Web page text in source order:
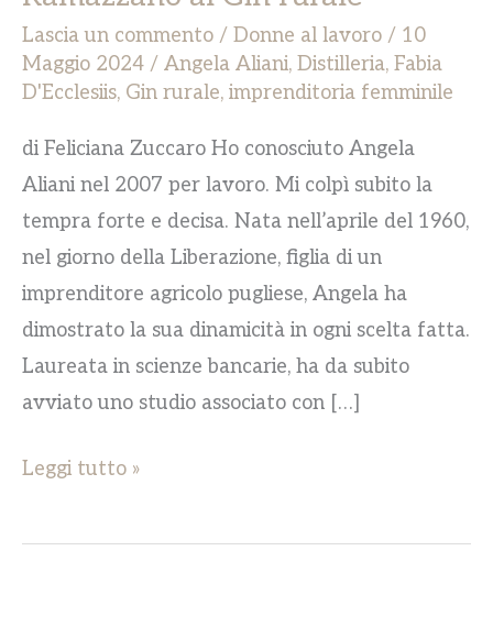
Lascia un commento / Donne al lavoro / 10
Maggio 2024 / Angela Aliani, Distilleria, Fabia
D'Ecclesiis, Gin rurale, imprenditoria femminile
di Feliciana Zuccaro Ho conosciuto Angela
Aliani nel 2007 per lavoro. Mi colpì subito la
tempra forte e decisa. Nata nell’aprile del 1960,
nel giorno della Liberazione, figlia di un
imprenditore agricolo pugliese, Angela ha
dimostrato la sua dinamicità in ogni scelta fatta.
Laureata in scienze bancarie, ha da subito
avviato uno studio associato con […]
Leggi tutto »